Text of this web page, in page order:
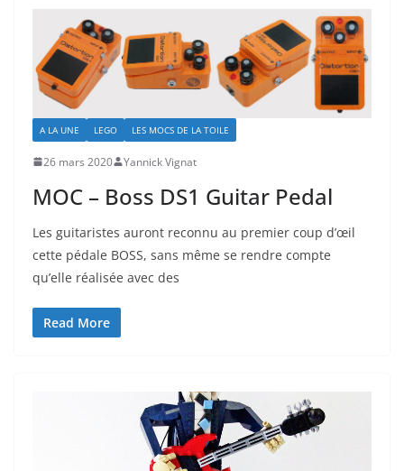
A LA UNE LEGO LES MOCS DE LA TOILE
26 mars 2020 Yannick Vignat
MOC – Boss DS1 Guitar Pedal
Les guitaristes auront reconnu au premier coup d’œil
cette pédale BOSS, sans même se rendre compte
qu’elle réalisée avec des
Read More